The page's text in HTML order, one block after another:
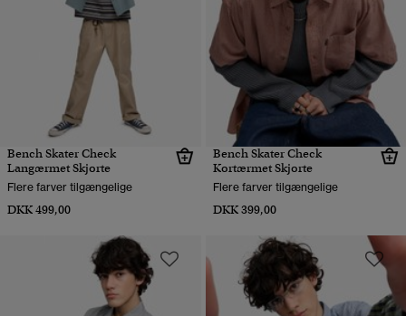
Bench Skater Check
Langærmet Skjorte
Flere farver tilgængelige
DKK 499,00
Bench Skater Check
Kortærmet Skjorte
Flere farver tilgængelige
DKK 399,00